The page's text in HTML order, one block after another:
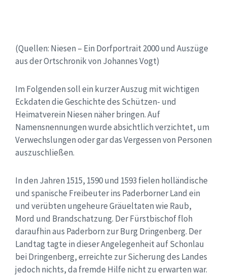
(Quellen: Niesen – Ein Dorfportrait 2000 und Auszüge
aus der Ortschronik von Johannes Vogt)
Im Folgenden soll ein kurzer Auszug mit wichtigen
Eckdaten die Geschichte des Schützen- und
Heimatverein Niesen näher bringen. Auf
Namensnennungen wurde absichtlich verzichtet, um
Verwechslungen oder gar das Vergessen von Personen
auszuschließen.
In den Jahren 1515, 1590 und 1593 fielen holländische
und spanische Freibeuter ins Paderborner Land ein
und verübten ungeheure Gräueltaten wie Raub,
Mord und Brandschatzung. Der Fürstbischof floh
daraufhin aus Paderborn zur Burg Dringenberg. Der
Landtag tagte in dieser Angelegenheit auf Schonlau
bei Dringenberg, erreichte zur Sicherung des Landes
jedoch nichts, da fremde Hilfe nicht zu erwarten war.